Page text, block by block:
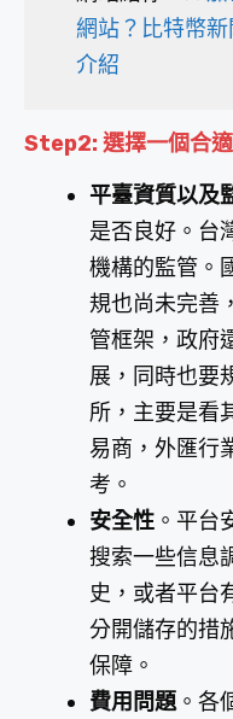
網站？比特幣
介紹
Step2: 選擇一個合
平臺資質以及
是否良好。台
機構的監管。
規也尚未完善
管框架，政府
展，同時也要
所，主要是看
易商，外匯行
考。
安全性 。平台
搜索一些信息
史，或者平台
分開儲存的措
保障。
費用問題。各